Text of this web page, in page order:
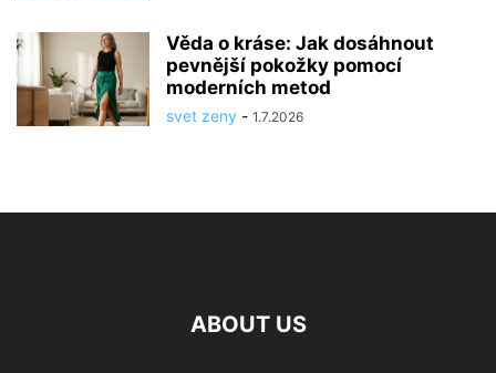
Věda o kráse: Jak dosáhnout
pevnější pokožky pomocí
moderních metod
svet zeny - 1.7.2026
ABOUT US